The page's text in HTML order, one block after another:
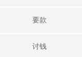
要款
讨钱